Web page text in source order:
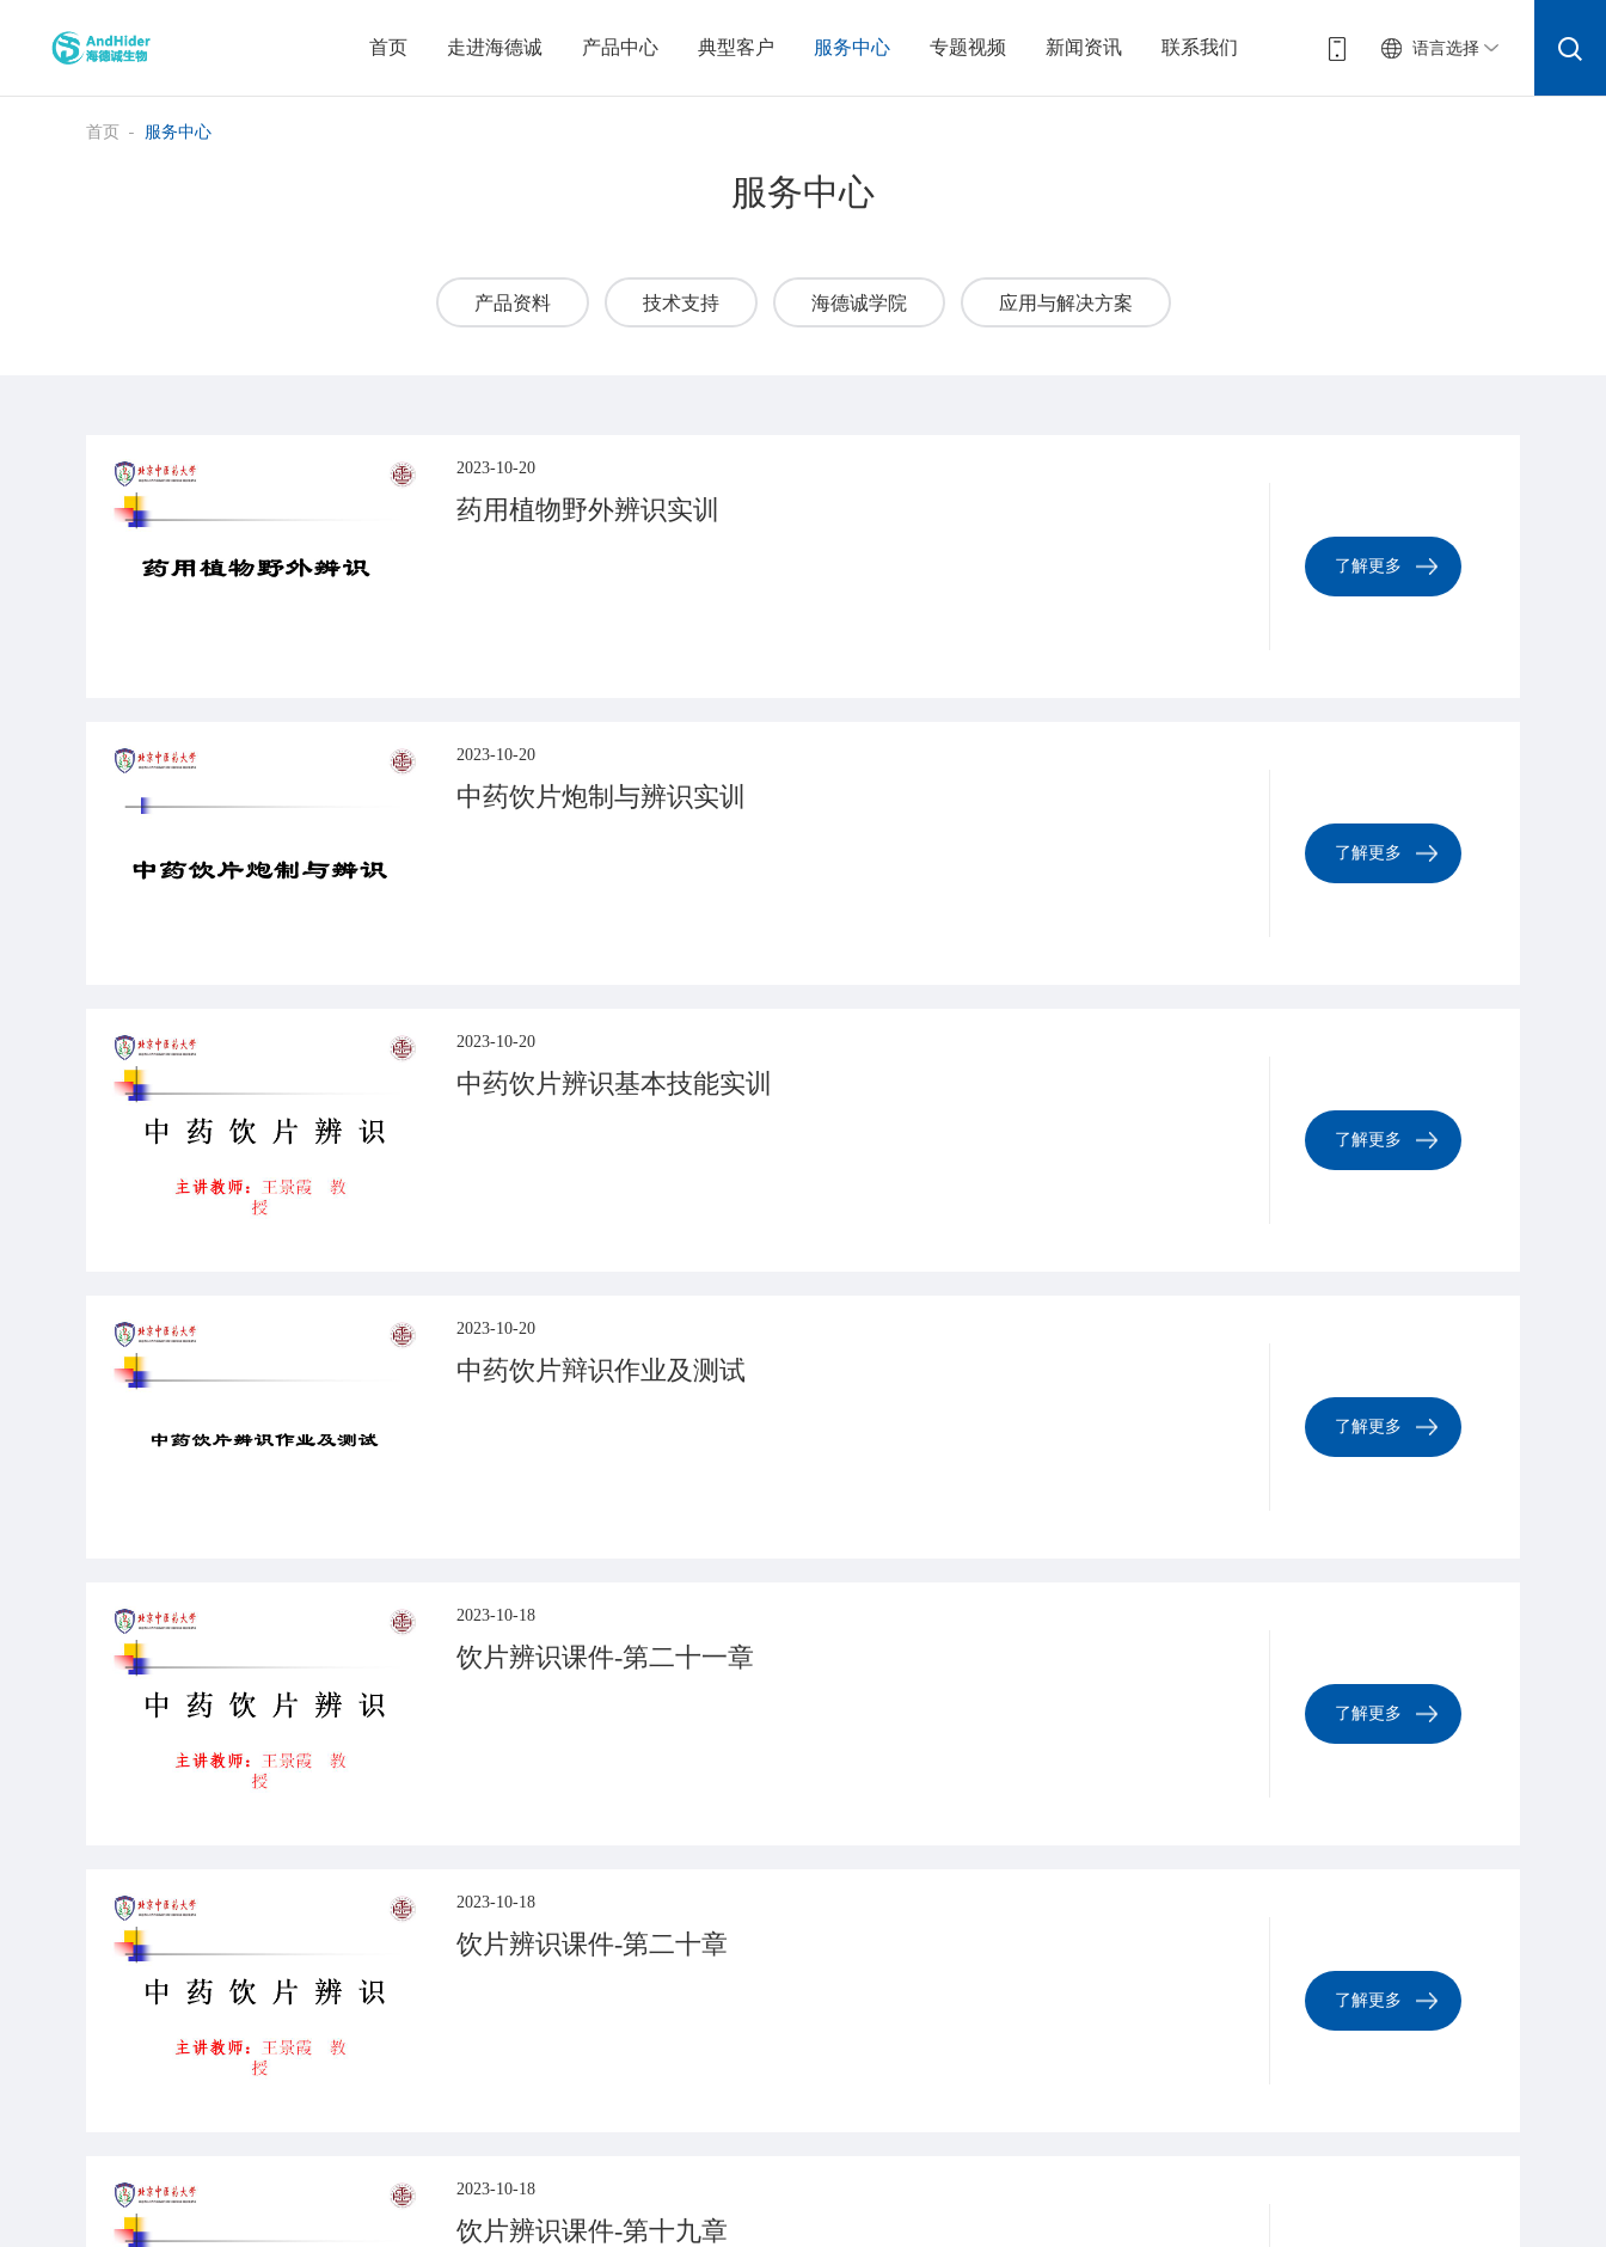
首页 走进海德诚 产品中心 典型客户 服务中心 专题视频 新闻资讯 联系我们 语言选择
首页 服务中心
服务中心
产品资料 技术支持 海德诚学院 应用与解决方案
2023-10-20
药用植物野外辨识实训
了解更多
2023-10-20
中药饮片炮制与辨识实训
了解更多
2023-10-20
中药饮片辨识基本技能实训
了解更多
2023-10-20
中药饮片辩识作业及测试
了解更多
2023-10-18
饮片辨识课件-第二十一章
了解更多
2023-10-18
饮片辨识课件-第二十章
了解更多
2023-10-18
饮片辨识课件-第十九章